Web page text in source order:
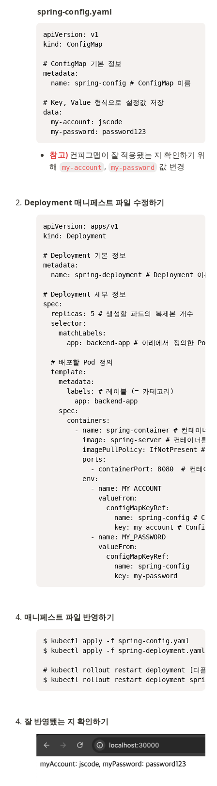
spring-config.yaml
apiVersion: v1
kind: ConfigMap
# ConfigMap 기본 정보
metadata:
  name: spring-config # ConfigMap 이름
# Key, Value 형식으로 설정값 저장
data:
  my-account: jscode
  my-password: password123
참고) 컨피그맵이 잘 적용됐는 지 확인하기 위
해
my-account , my-password 값 변경
Deployment 매니페스트 파일 수정하기
apiVersion: apps/v1
kind: Deployment
# Deployment 기본 정보
metadata:
  name: spring-deployment # Deployment 이름
# Deployment 세부 정보
spec:
  replicas: 5 # 생성할 파드의 복제본 개수
  selector:
    matchLabels:
app: backend-app # 아래에서 정의한 Pod
  # 배포할 Pod 정의
  template:
    metadata:
      labels: # 레이블 (= 카테고리)
        app: backend-app
    spec:
      containers:
- name: spring-container # 컨테이너
image: spring-server # 컨테이너를
imagePullPolicy: IfNotPresent # 로
          ports:
- containerPort: 8080  # 컨테이너
          env:
            - name: MY_ACCOUNT
              valueFrom:
                configMapKeyRef:
name: spring-config #
key: my-account #
            - name: MY_PASSWORD
              valueFrom:
                configMapKeyRef:
                  name: spring-config
                  key: my-password
매니페스트 파일 반영하기
$ kubectl apply -f spring-config.yaml
$ kubectl apply -f spring-deployment.yaml
# kubectl rollout restart deployment [디플로
$ kubectl rollout restart deployment spring-
잘 반영됐는 지 확인하기